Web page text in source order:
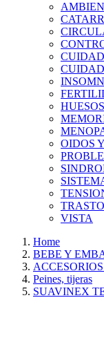
OIDOS
VISTA
Home
BEBE Y
Peines, tijeras
SUAVINEX